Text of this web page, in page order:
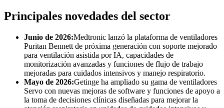
Principales novedades del sector
Junio ​​de 2026:Medtronic lanzó la plataforma de ventiladores
Puritan Bennett de próxima generación con soporte mejorado
para ventilación asistida por IA, capacidades de
monitorización avanzadas y funciones de flujo de trabajo
mejoradas para cuidados intensivos y manejo respiratorio.
Mayo de 2026:Getinge ha ampliado su gama de ventiladores
Servo con nuevas mejoras de software y funciones de apoyo a
la toma de decisiones clínicas diseñadas para mejorar la